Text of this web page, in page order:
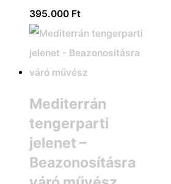
395.000 Ft
Mediterrán
tengerparti
jelenet –
Beazonosításra